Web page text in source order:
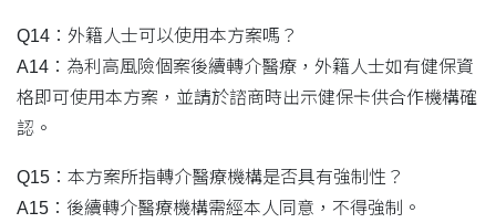
Q14：外籍人士可以使用本方案嗎？
A14：為利高風險個案後續轉介醫療，外籍人士如有健保資
格即可使用本方案，並請於諮商時出示健保卡供合作機構確
認。
Q15：本方案所指轉介醫療機構是否具有強制性？
A15：後續轉介醫療機構需經本人同意，不得強制。